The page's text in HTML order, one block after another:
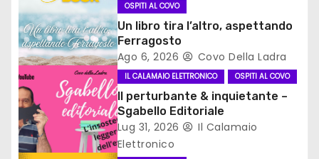
o
n
e
a
r
OSPITI AL COVO
Un libro tira l’altro, aspettando
Ferragosto
Ago 6, 2026 Covo Della Ladra
IL CALAMAIO ELETTRONICO OSPITI AL COVO
Il perturbante & inquietante –
Sgabello Editoriale
Lug 31, 2026
Il Calamaio
Elettronico